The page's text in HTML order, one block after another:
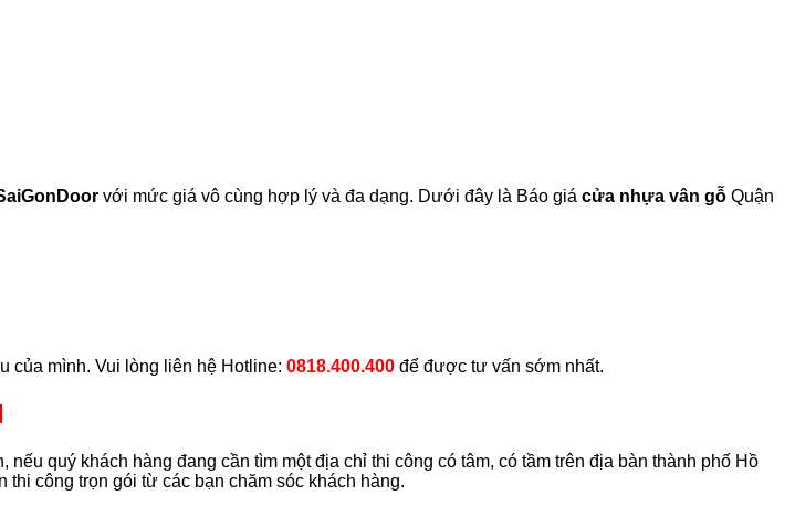
với mức giá vô cùng hợp lý và đa dạng. Dưới đây là Báo giá cửa nhựa vân gỗ Quận
của mình. Vui lòng liên hệ Hotline: 0818.400.400 để được tư vấn sớm nhất.
nếu quý khách hàng đang cần tìm một địa chỉ thi công có tâm, có tầm trên địa bàn thành phố Hồ
công trọn gói từ các bạn chăm sóc khách hàng.